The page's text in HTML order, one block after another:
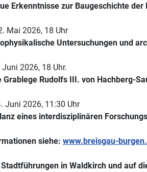
Erkenntnisse zur Baugeschichte der
Mai 2026, 18 Uhr
Untersuchungen und
2026, 18 Uhr.
Grablege Rudolfs III. von Hachberg-
Juni 2026, 11:30 Uhr
eines interdisziplinären
siehe: www.breisgau-
in Waldkirch und auf